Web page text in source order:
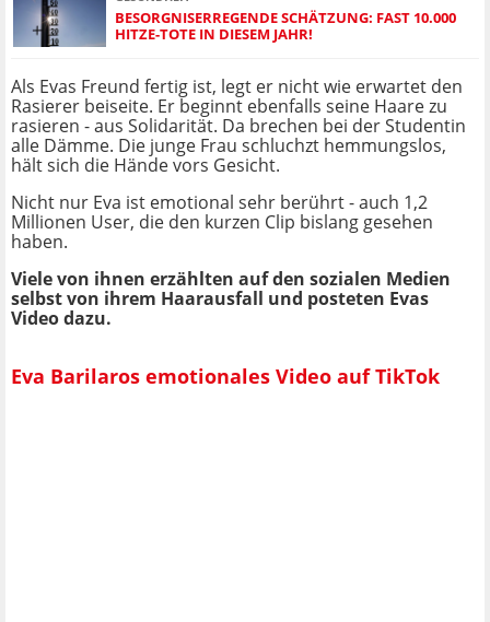
BESORGNISERREGENDE SCHÄTZUNG: FAST 10.000
HITZE-TOTE IN DIESEM JAHR!
Als Evas Freund fertig ist, legt er nicht wie erwartet den
Rasierer beiseite. Er beginnt ebenfalls seine Haare zu
rasieren - aus Solidarität. Da brechen bei der Studentin
alle Dämme. Die junge Frau schluchzt hemmungslos,
hält sich die Hände vors Gesicht.
Nicht nur Eva ist emotional sehr berührt - auch 1,2
Millionen User, die den kurzen Clip bislang gesehen
haben.
Viele von ihnen erzählten auf den sozialen Medien
selbst von ihrem Haarausfall und posteten Evas
Video dazu.
Eva Barilaros emotionales Video auf TikTok